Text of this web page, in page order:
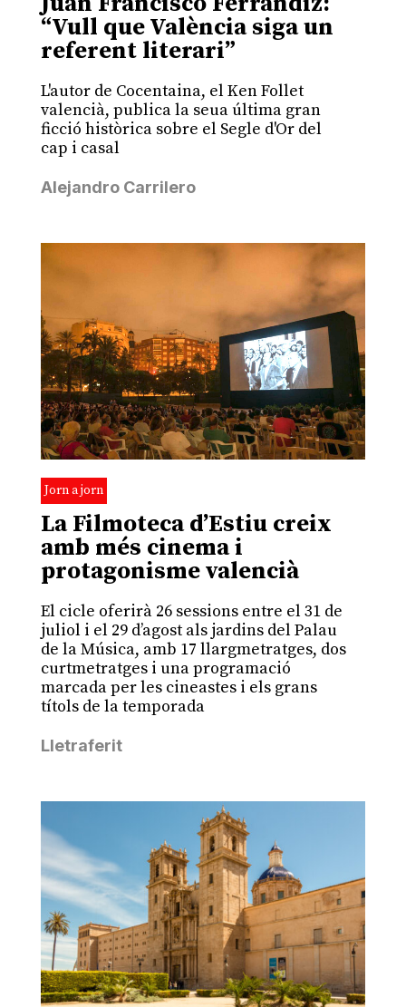
“Vull que València siga un
referent literari”
L'autor de Cocentaina, el Ken Follet
valencià, publica la seua última gran
ficció històrica sobre el Segle d'Or del
cap i casal
Alejandro Carrilero
Jorn a jorn
La Filmoteca d’Estiu creix
amb més cinema i
protagonisme valencià
El cicle oferirà 26 sessions entre el 31 de
juliol i el 29 d’agost als jardins del Palau
de la Música, amb 17 llargmetratges, dos
curtmetratges i una programació
marcada per les cineastes i els grans
títols de la temporada
Lletraferit